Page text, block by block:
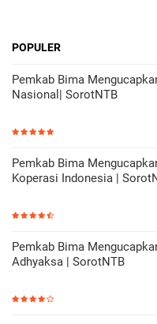
POPULER
Pemkab Bima
Nasional| SorotNTB
Pemkab Bima
Koperasi Indonesia |
Pemkab Bima
Adhyaksa | SorotNTB